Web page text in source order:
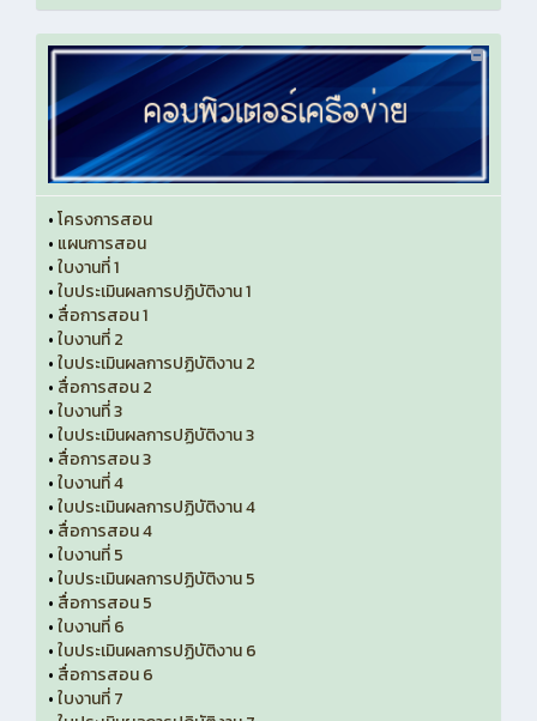
•โครงการสอน
• แผนการสอน
•ใบงานที่ 1
•ใบประเมินผลการปฏิบัติงาน 1
• สื่อการสอน 1
•ใบงานที่ 2
•ใบประเมินผลการปฏิบัติงาน 2
• สื่อการสอน 2
•ใบงานที่ 3
•ใบประเมินผลการปฏิบัติงาน 3
• สื่อการสอน 3
•ใบงานที่ 4
•ใบประเมินผลการปฏิบัติงาน 4
• สื่อการสอน 4
•ใบงานที่ 5
•ใบประเมินผลการปฏิบัติงาน 5
• สื่อการสอน 5
•ใบงานที่ 6
•ใบประเมินผลการปฏิบัติงาน 6
• สื่อการสอน 6
•ใบงานที่ 7